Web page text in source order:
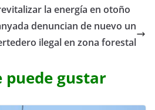
la energía en otoño
denuncian de nuevo un
ilegal en zona forestal
puede gustar